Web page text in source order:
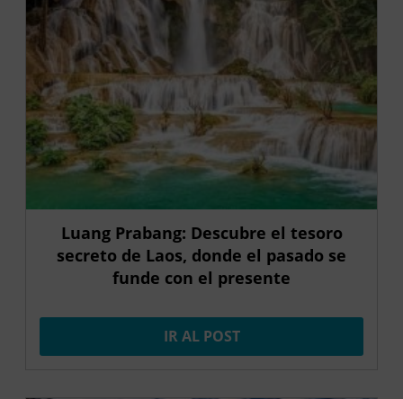
Luang Prabang: Descubre el tesoro
secreto de Laos, donde el pasado se
funde con el presente
IR AL POST